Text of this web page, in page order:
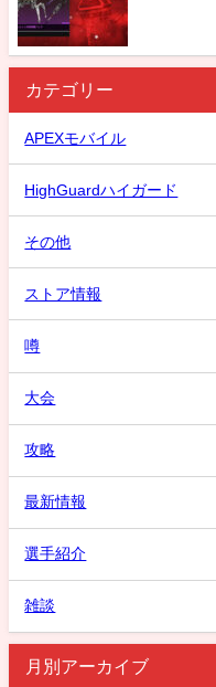
カテゴリー
APEXモバイル
HighGuardハイガード
その他
ストア情報
噂
大会
攻略
最新情報
選手紹介
雑談
月別アーカイブ